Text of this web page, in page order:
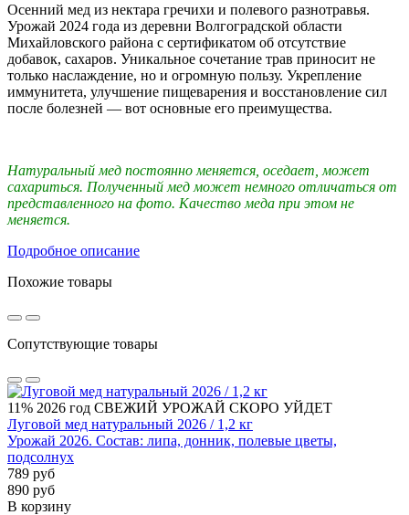
Осенний мед из нектара гречихи и полевого разнотравья.
Урожай 2024 года из деревни Волгоградской области
Михайловского района с сертификатом об отсутствие
добавок, сахаров. Уникальное сочетание трав приносит не
только наслаждение, но и огромную пользу. Укрепление
иммунитета, улучшение пищеварения и восстановление сил
после болезней — вот основные его преимущества.
Натуральный мед постоянно меняется, оседает, может
сахариться. Полученный мед может немного отличаться от
представленного на фото. Качество меда при этом не
меняется.
Подробное описание
Похожие товары
Сопутствующие товары
11% 2026 год СВЕЖИЙ УРОЖАЙ СКОРО УЙДЕТ
Луговой мед натуральный 2026 / 1,2 кг
Урожай 2026. Состав: липа, донник, полевые цветы,
подсолнух
789 руб
890 руб
В корзину